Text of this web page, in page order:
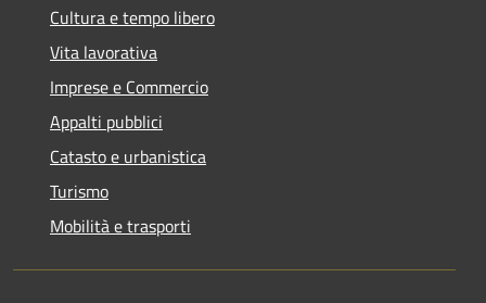
Cultura e tempo libero
Vita lavorativa
Imprese e Commercio
Appalti pubblici
Catasto e urbanistica
Turismo
Mobilità e trasporti